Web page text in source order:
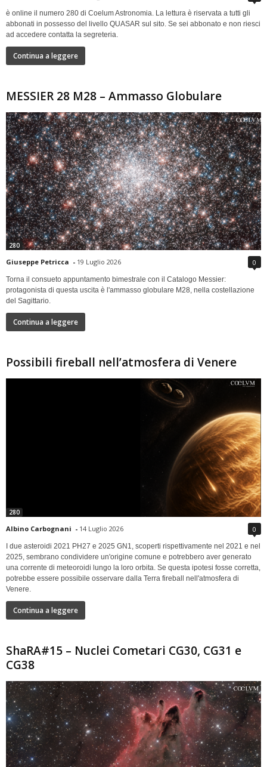
è online il numero 280 di Coelum Astronomia. La lettura è riservata a tutti gli
abbonati in possesso del livello QUASAR sul sito. Se sei abbonato e non riesci
ad accedere contatta la segreteria.
Continua a leggere
MESSIER 28 M28 – Ammasso Globulare
280
Giuseppe Petricca - 19 Luglio 2026 0
Torna il consueto appuntamento bimestrale con il Catalogo Messier:
protagonista di questa uscita è l'ammasso globulare M28, nella costellazione
del Sagittario.
Continua a leggere
Possibili fireball nell’atmosfera di Venere
280
Albino Carbognani - 14 Luglio 2026 0
I due asteroidi 2021 PH27 e 2025 GN1, scoperti rispettivamente nel 2021 e nel
2025, sembrano condividere un'origine comune e potrebbero aver generato
una corrente di meteoroidi lungo la loro orbita. Se questa ipotesi fosse corretta,
potrebbe essere possibile osservare dalla Terra fireball nell'atmosfera di
Venere.
Continua a leggere
ShaRA#15 – Nuclei Cometari CG30, CG31 e
CG38